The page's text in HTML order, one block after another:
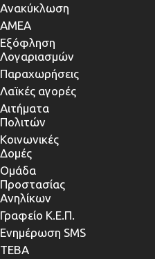
Ανακύκλωση
ΑΜΕΑ
Εξόφληση
Λογαριασμών
Παραχωρήσεις
Λαϊκές αγορές
Αιτήματα
Πολιτών
Κοινωνικές
Δομές
Ομάδα
Προστασίας
Ανηλίκων
Γραφείο Κ.Ε.Π.
Ενημέρωση SMS
ΤΕΒΑ